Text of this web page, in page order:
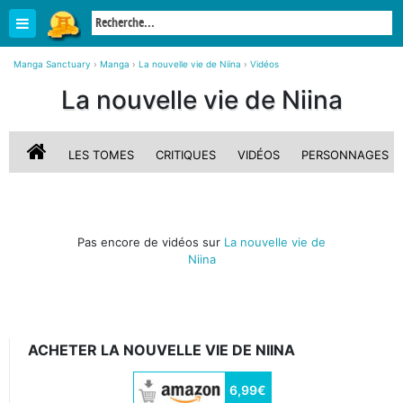
Manga Sanctuary › Manga › La nouvelle vie de Niina › Vidéos
La nouvelle vie de Niina
LES TOMES CRITIQUES VIDÉOS PERSONNAGES
Pas encore de vidéos sur La nouvelle vie de
Niina
ACHETER LA NOUVELLE VIE DE NIINA
6,99€